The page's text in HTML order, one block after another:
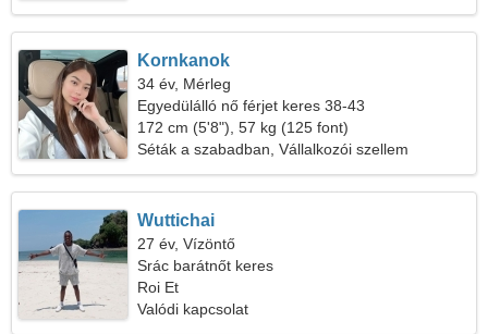
Kornkanok
34 év, Mérleg
Egyedülálló nő férjet keres 38-43
172 cm (5'8"), 57 kg (125 font)
Séták a szabadban, Vállalkozói szellem
Wuttichai
27 év, Vízöntő
Srác barátnőt keres
Roi Et
Valódi kapcsolat